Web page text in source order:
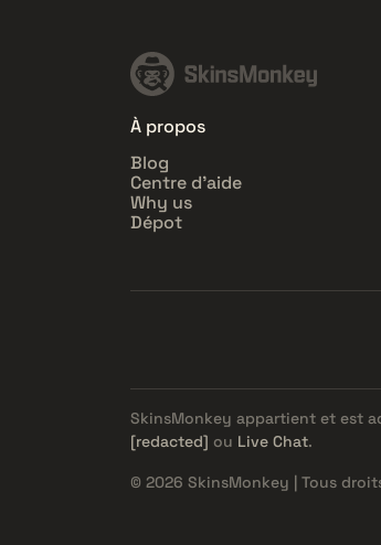
À propos
Blog
Centre d'aide
Why us
Dépot
SkinsMonkey appartient et est
[redacted] ou Live Chat.
© 2026 SkinsMonkey | Tous